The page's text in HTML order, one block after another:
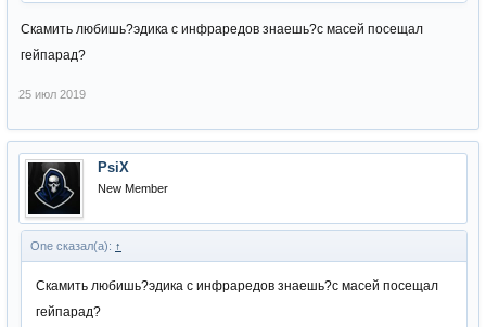
Скамить любишь?эдика с инфраредов знаешь?с масей посещал
гейпарад?
25 июл 2019
PsiX
New Member
One сказал(а): ↑
Скамить любишь?эдика с инфраредов знаешь?с масей посещал
гейпарад?